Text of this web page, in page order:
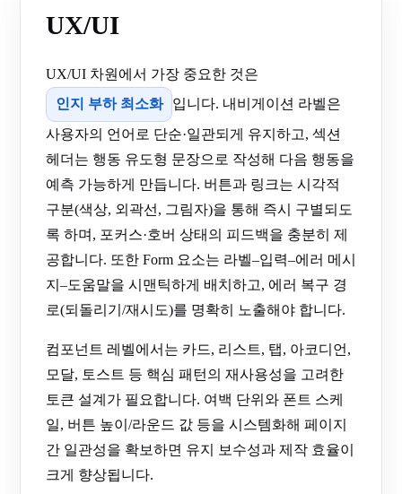
UX/UI
UX/UI 차원에서 가장 중요한 것은
인지 부하 최소화
입니다. 내비게이션 라벨은
사용자의 언어로 단순·일관되게 유지하고, 섹션
헤더는 행동 유도형 문장으로 작성해 다음 행동을
예측 가능하게 만듭니다. 버튼과 링크는 시각적
구분(색상, 외곽선, 그림자)을 통해 즉시 구별되도
록 하며, 포커스·호버 상태의 피드백을 충분히 제
공합니다. 또한 Form 요소는 라벨–입력–에러 메시
지–도움말을 시맨틱하게 배치하고, 에러 복구 경
로(되돌리기/재시도)를 명확히 노출해야 합니다.
컴포넌트 레벨에서는 카드, 리스트, 탭, 아코디언,
모달, 토스트 등 핵심 패턴의 재사용성을 고려한
토큰 설계가 필요합니다. 여백 단위와 폰트 스케
일, 버튼 높이/라운드 값 등을 시스템화해 페이지
간 일관성을 확보하면 유지 보수성과 제작 효율이
크게 향상됩니다.